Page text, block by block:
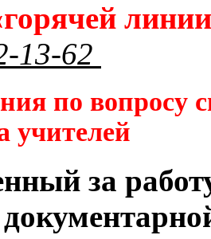
13-62
по вопросу
учителей
за